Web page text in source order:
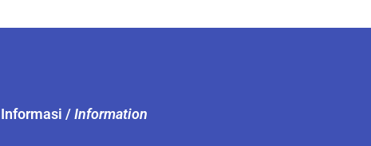
Informasi /Information